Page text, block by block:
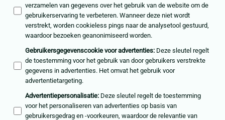
verzamelen van gegevens over het gebruik van de website om de
gebruikerservaring te verbeteren. Wanneer deze niet wordt
verstrekt, worden cookieless pings naar de analysetool gestuurd,
waardoor bezoeken geanonimiseerd worden.
Gebruikersgegevenscookie voor advertenties: Deze sleutel regelt
de toestemming voor het gebruik van door gebruikers verstrekte
gegevens in advertenties. Het omvat het gebruik voor
advertentietargeting.
Advertentiepersonalisatie: Deze sleutel regelt de toestemming
voor het personaliseren van advertenties op basis van
gebruikersgedrag en -voorkeuren, waardoor de relevantie van